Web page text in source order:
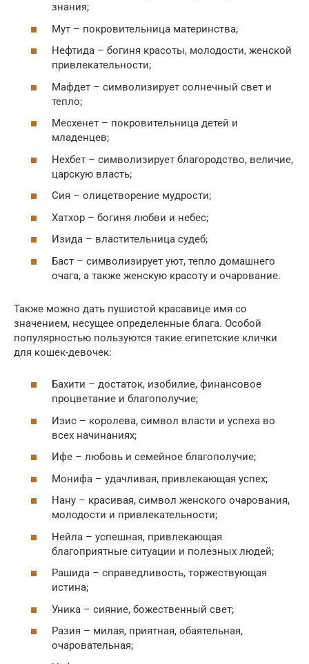
знания;
Мут – покровительница материнства;
Нефтида – богиня красоты, молодости, женской
привлекательности;
Мафдет – символизирует солнечный свет и
тепло;
Месхенет – покровительница детей и
младенцев;
Нехбет – символизирует благородство, величие,
царскую власть;
Сия – олицетворение мудрости;
Хатхор – богиня любви и небес;
Изида – властительница судеб;
Баст – символизирует уют, тепло домашнего
очага, а также женскую красоту и очарование.
Также можно дать пушистой красавице имя со
значением, несущее определенные блага. Особой
популярностью пользуются такие египетские клички
для кошек-девочек:
Бахити – достаток, изобилие, финансовое
процветание и благополучие;
Изис – королева, символ власти и успеха во
всех начинаниях;
Ифе – любовь и семейное благополучие;
Монифа – удачливая, привлекающая успех;
Нану – красивая, символ женского очарования,
молодости и привлекательности;
Нейла – успешная, привлекающая
благоприятные ситуации и полезных людей;
Рашида – справедливость, торжествующая
истина;
Уника – сияние, божественный свет;
Разия – милая, приятная, обаятельная,
очаровательная;